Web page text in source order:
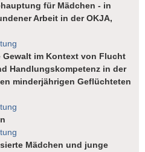
für Mädchen - in
Arbeit in der OKJA,
Gewalt im Kontext von Flucht
Handlungskompetenz in der
minderjährigen Geflüchteten
Mädchen und junge